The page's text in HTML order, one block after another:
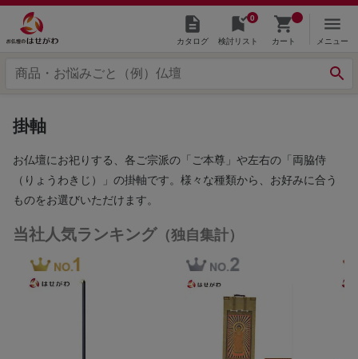
カタログ
0
検討リスト カート メニュー
掛軸
お仏壇にお祀りする、各ご宗派の「ご本尊」や左右の「両脇侍
（りょうわきじ）」の掛軸です。様々な種類から、お好みに合う
ものをお選びいただけます。
当社人気ランキング（独自集計）